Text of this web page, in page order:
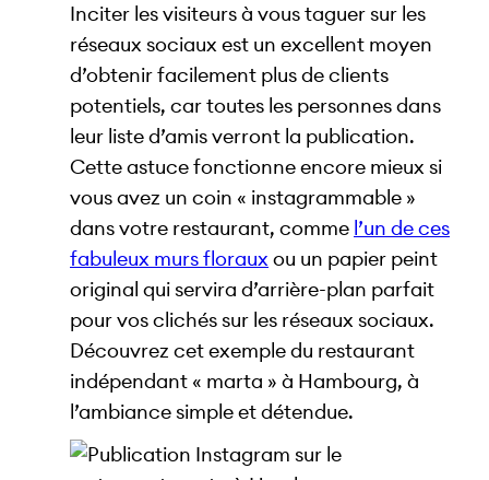
Inciter les visiteurs à vous taguer sur les
réseaux sociaux est un excellent moyen
d’obtenir facilement plus de clients
potentiels, car toutes les personnes dans
leur liste d’amis verront la publication.
Cette astuce fonctionne encore mieux si
vous avez un coin « instagrammable »
dans votre restaurant, comme l’un de ces
fabuleux murs florauxou un papier peint
original qui servira d’arrière-plan parfait
pour vos clichés sur les réseaux sociaux.
Découvrez cet exemple du restaurant
indépendant « marta » à Hambourg, à
l’ambiance simple et détendue.